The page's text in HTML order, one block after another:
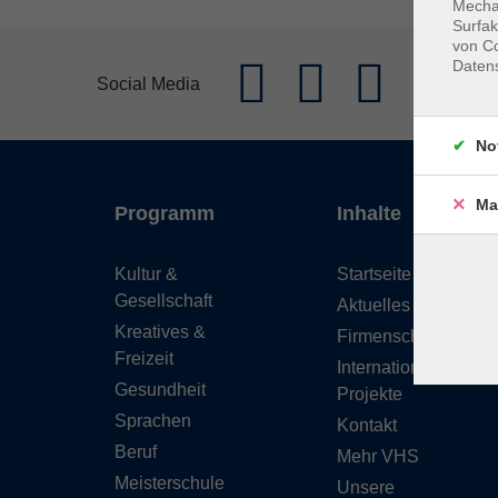
Social Media
Programm
Kultur &
Gesellschaft
Kreatives &
Freizeit
Gesundheit
Sprachen
Beruf
Meisterschule
Inhalte
Startseite
Aktuelles
Firmenschulungen
Internationale
Projekte
Kontakt
Mehr VHS
Unsere
von